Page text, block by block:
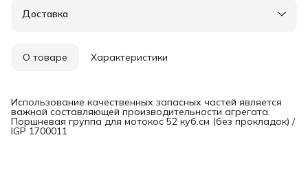
Доставка
О товаре Характеристики
Использование качественных запасных частей является
важной составляющей производительности агрегата.
Поршневая группа для мотокос 52 куб.см (без прокладок) /
IGP 1700011